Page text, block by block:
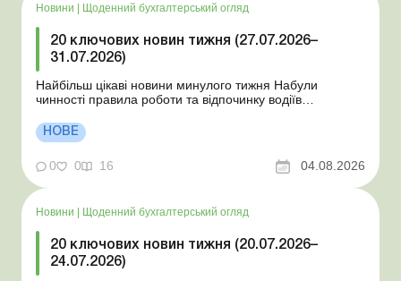
Новини | Щоденний бухгалтерський огляд
20 ключових новин тижня (27.07.2026–
31.07.2026)
Найбільш цікаві новини минулого тижня Набули
чинності правила роботи та відпочинку водіїв
стан Для сільгосппідприємств і ФОП запроваджено нові
одноразові статистичні форми З 2 серпня змінюється
порядок зарахування окремих періодів роботи до стр...
НОВЕ
0 0 16 04.08.2026
Новини Щоденний бухгалтерський огляд
20 ключових новин тижня (20.07.2026–
24.07.2026)